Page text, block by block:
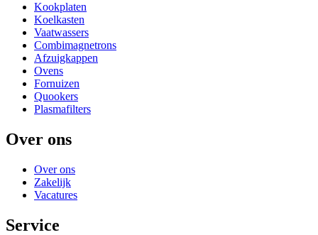
Kookplaten
Koelkasten
Vaatwassers
Combimagnetrons
Afzuigkappen
Ovens
Fornuizen
Quookers
Plasmafilters
Over ons
Over ons
Zakelijk
Vacatures
Service